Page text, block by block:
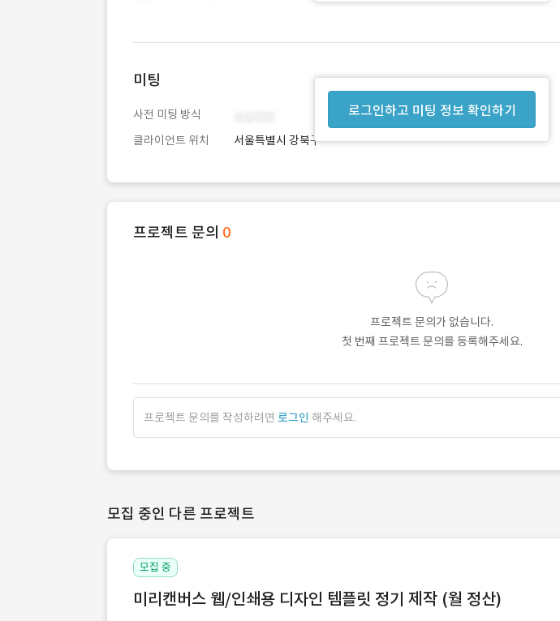
로그인하고 미팅 정보 확인하기
미팅
사전 미팅 방식
클라이언트 위치
서울특별시 강북구
프로젝트 문의 0
프로젝트 문의가 없습니다.
첫 번째 프로젝트 문의를 등록해주세요.
프로젝트 문의를 작성하려면 로그인 해주세요.
모집 중인 다른 프로젝트
모집 중
미리캔버스 웹/인쇄용 디자인 템플릿 정기 제작 (월 정산)